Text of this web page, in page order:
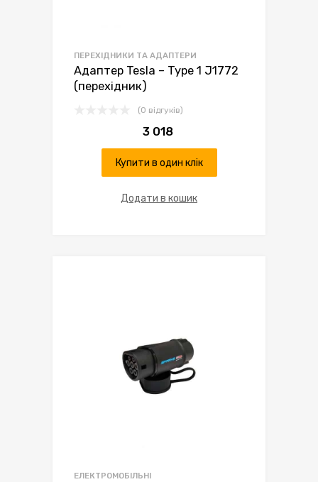
ПЕРЕХІДНИКИ ТА АДАПТЕРИ
Адаптер Tesla – Type 1 J1772
(перехідник)
(0 відгуків)
3 018
Купити в один клік
Додати в кошик
ЕЛЕКТРОМОБІЛЬНІ